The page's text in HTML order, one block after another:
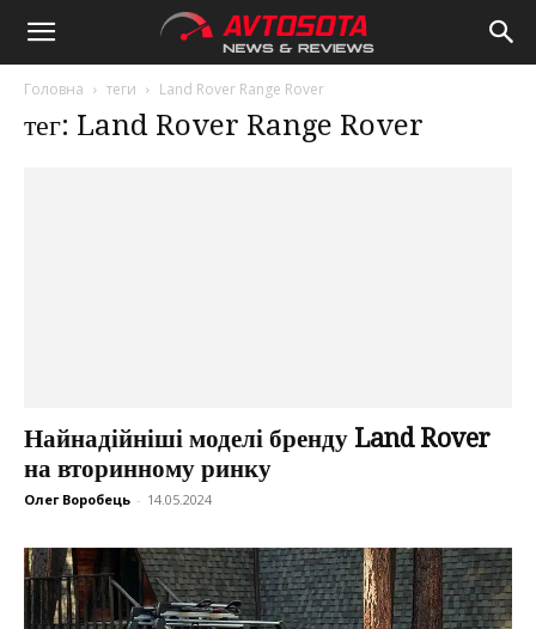
Avtosota
Головна теги Land Rover Range Rover
тег: Land Rover Range Rover
Найнадійніші моделі бренду Land Rover
на вторинному ринку
Олег Воробець - 14.05.2024